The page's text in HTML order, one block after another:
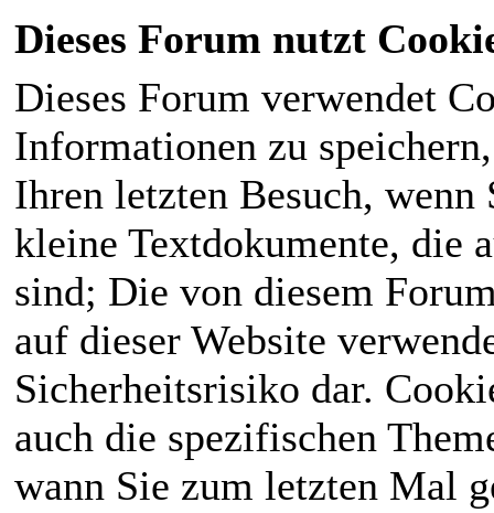
Dieses Forum nutzt
Dieses Forum verwendet
Informationen zu
Ihren letzten Besuch,
kleine Textdokumente, die
sind; Die von diesem
auf dieser Website
Sicherheitsrisiko dar.
auch die spezifischen
wann Sie zum letzten Mal